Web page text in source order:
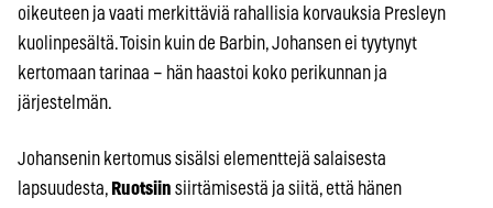
oikeuteen ja vaati merkittäviä rahallisia korvauksia Presleyn
kuolinpesältä. Toisin kuin de Barbin, Johansen ei tyytynyt
kertomaan tarinaa – hän haastoi koko perikunnan ja
järjestelmän.
Johansenin kertomus sisälsi elementtejä salaisesta
lapsuudesta, Ruotsiin siirtämisestä ja siitä, että hänen